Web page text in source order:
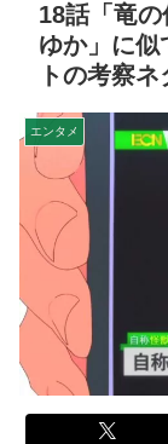
18話「竜
ゆか」に似
トの考察
エンタメ